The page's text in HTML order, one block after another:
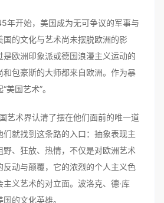
开始，美国成为无可争议的军事与
国的文化与艺术尚未摆脱欧洲的影
是欧洲印象派或德国浪漫主义运动的
和包豪斯的大师都来自欧洲。作为暴
美国艺术”。
术界认清了摆在他们面前的唯一道
们就找到这条路的入口：抽象表现主
野、狂放、热情，不仅是对欧洲艺术
反动与颠覆，它的浓烈的个人主义色
义艺术的对立面。波洛克、德·库
的文化英雄。